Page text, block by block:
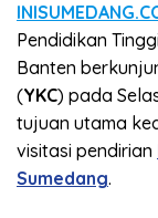
Pendidikan
Banten
(YKC) pada
tujuan utama
visitasi pendirian
Sumedang.